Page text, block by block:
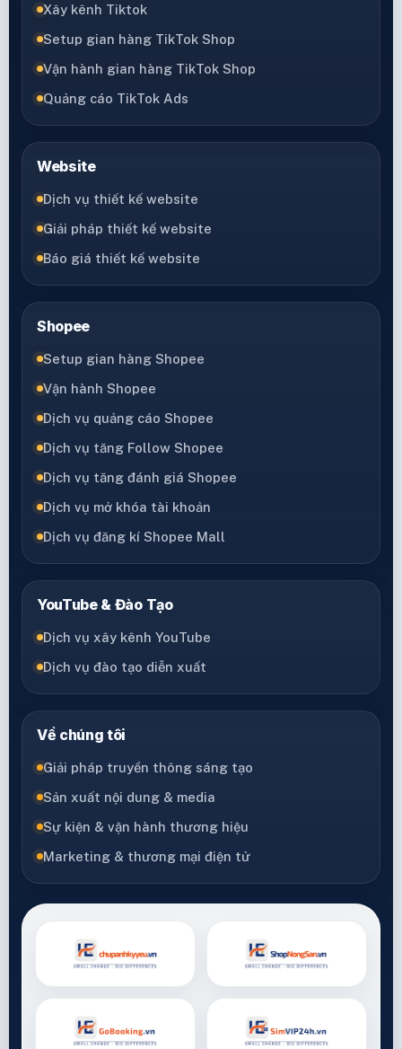
Xây kênh Tiktok
Setup gian hàng TikTok Shop
Vận hành gian hàng TikTok Shop
Quảng cáo TikTok Ads
Website
Dịch vụ thiết kế website
Giải pháp thiết kế website
Báo giá thiết kế website
Shopee
Setup gian hàng Shopee
Vận hành Shopee
Dịch vụ quảng cáo Shopee
Dịch vụ tăng Follow Shopee
Dịch vụ tăng đánh giá Shopee
Dịch vụ mở khóa tài khoản
Dịch vụ đăng kí Shopee Mall
YouTube & Đào Tạo
Dịch vụ xây kênh YouTube
Dịch vụ đào tạo diễn xuất
Về chúng tôi
Giải pháp truyền thông sáng tạo
Sản xuất nội dung & media
Sự kiện & vận hành thương hiệu
Marketing & thương mại điện tử